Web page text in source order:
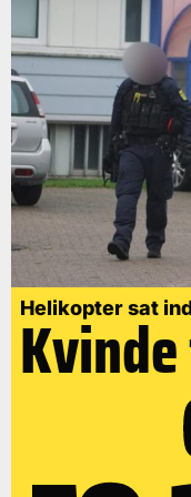
Helikopter sat